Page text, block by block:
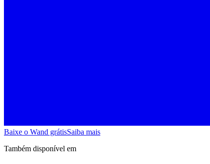
Baixe o Wand grátisSaiba mais
Também disponível em